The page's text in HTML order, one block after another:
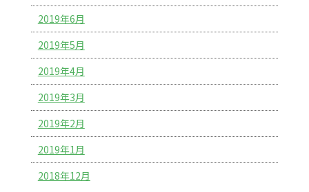
2019年6月
2019年5月
2019年4月
2019年3月
2019年2月
2019年1月
2018年12月